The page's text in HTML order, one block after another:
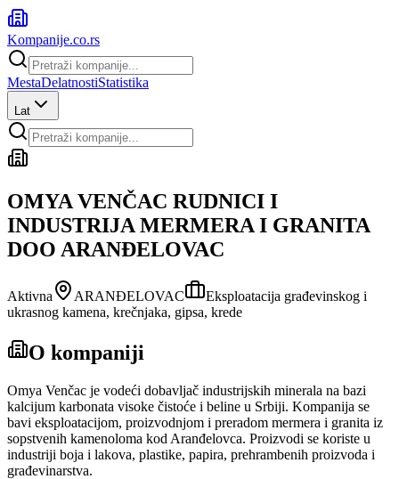
Kompanije.co.rs
MestaDelatnostiStatistika
Lat
OMYA VENČAC RUDNICI I
INDUSTRIJA MERMERA I GRANITA
DOO ARANĐELOVAC
Aktivna ARANĐELOVAC
Eksploatacija građevinskog i
ukrasnog kamena, krečnjaka, gipsa, krede
O kompaniji
Omya Venčac je vodeći dobavljač industrijskih minerala na bazi
kalcijum karbonata visoke čistoće i beline u Srbiji. Kompanija se
bavi eksploatacijom, proizvodnjom i preradom mermera i granita iz
sopstvenih kamenoloma kod Aranđelovca. Proizvodi se koriste u
industriji boja i lakova, plastike, papira, prehrambenih proizvoda i
građevinarstva.